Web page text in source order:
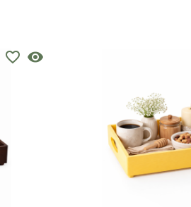
visibility
favorite_border